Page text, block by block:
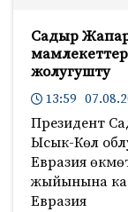
Садыр
жолугушту
13:59
Президент
Ысык-Көл
Евразия
жыйынына
Евразия